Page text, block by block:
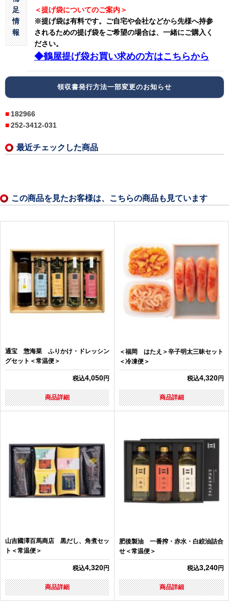
足
情
報
＜提げ袋についてのご案内＞
※提げ袋は有料です。 ご自宅や会社などから先様へ持参
されるための提げ袋をご希望の場合は、一緒にご購入く
ださい。
◆鶴屋提げ袋お買い求めの方はこちらから
領収書発行方法一部変更のお知らせ
182966
252-3412-031
最近チェックした商品
この商品を見たお客様は、こちらの商品も見ています
通宝 惣海菜 ふりかけ・ドレッシン
グセット＜常温便＞
税込4,050円
商品詳細
＜福岡 はたえ＞辛子明太三昧セット
＜冷凍便＞
税込4,320円
商品詳細
山吉國澤百馬商店 黒だし、角煮セッ
ト＜常温便＞
税込4,320円
商品詳細
肥後製油 一番搾・赤水・白絞油詰合
せ＜常温便＞
税込3,240円
商品詳細